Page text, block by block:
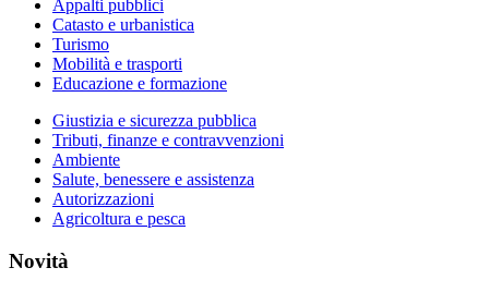
Appalti pubblici
Catasto e urbanistica
Turismo
Mobilità e trasporti
Educazione e formazione
Giustizia e sicurezza pubblica
Tributi, finanze e contravvenzioni
Ambiente
Salute, benessere e assistenza
Autorizzazioni
Agricoltura e pesca
Novità